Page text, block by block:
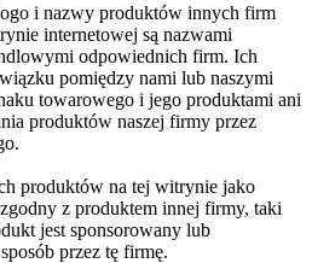
i nazwy produktów innych firm
internetowej są nazwami
odpowiednich firm. Ich
pomiędzy nami lub naszymi
towarowego i jego produktami ani
produktów naszej firmy przez
produktów na tej witrynie jako
z produktem innej firmy, taki
jest sponsorowany lub
przez tę firmę.